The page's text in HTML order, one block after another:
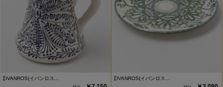
【IVANROS(イバンロス… 【IVANROS(イバンロス…